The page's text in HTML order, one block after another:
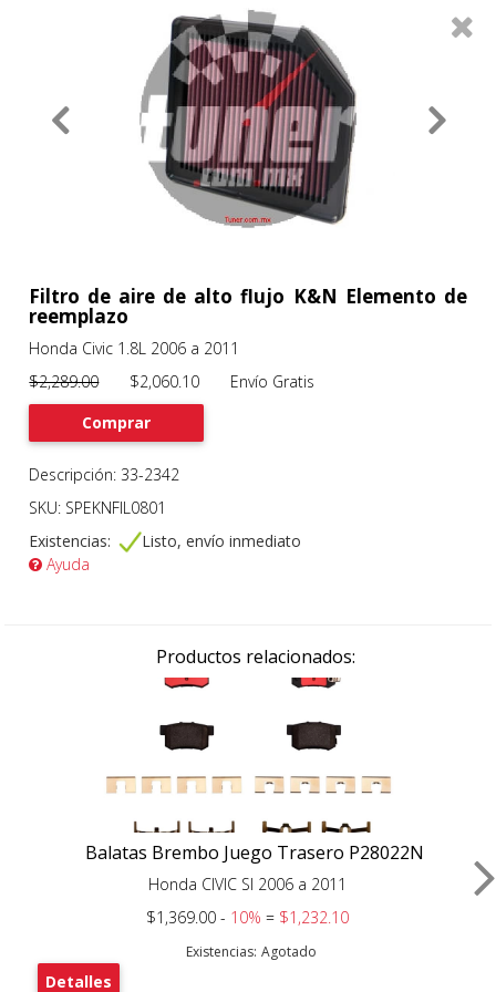
Services
Filtros 0
Previous
Filtro de aire de alto flujo K&N Elemento de
reemplazo
Honda Civic 1.8L 2006 a 2011
$2,289.00$2,060.10 Envío Gratis
Comprar
Descripción: 33-2342
SKU: SPEKNFIL0801
Existencias:
Listo, envío inmediato
Ayuda
Productos relacionados:
Balatas Brembo Juego Trasero P28022N
Honda CIVIC SI 2006 a 2011
$1,369.00 - 10%= $1,232.10
Existencias: Agotado
Detalles